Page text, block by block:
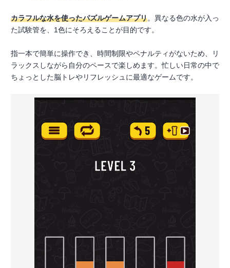
カラフルな水を使ったパズルゲームアプリ。異なる色の水が入っ
た試験管を、1色にそろえることが目的です。
指一本で簡単に操作でき、時間制限やペナルティがないため、リ
ラックスしながら自分のペースで楽しめます。忙しい日常の中で
ちょっとした脳トレやリフレッシュに最適なゲームです。